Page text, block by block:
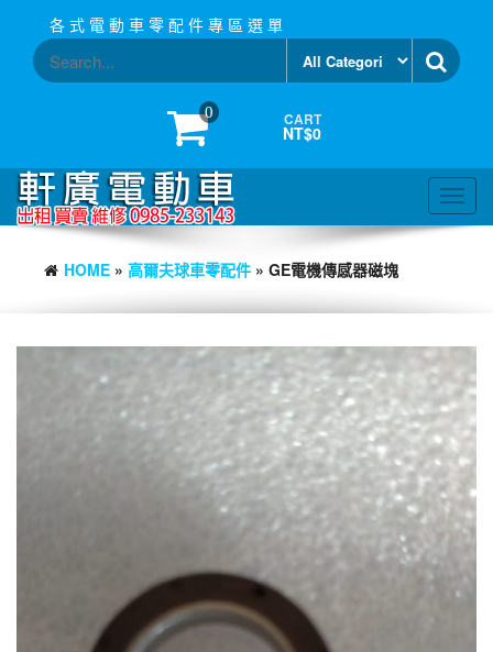
content
各 式 電 動 車 零 配 件 專 區 選 單
0 CART
NT$0
HOME » 高爾夫球車零配件 » GE電機傳感器磁塊